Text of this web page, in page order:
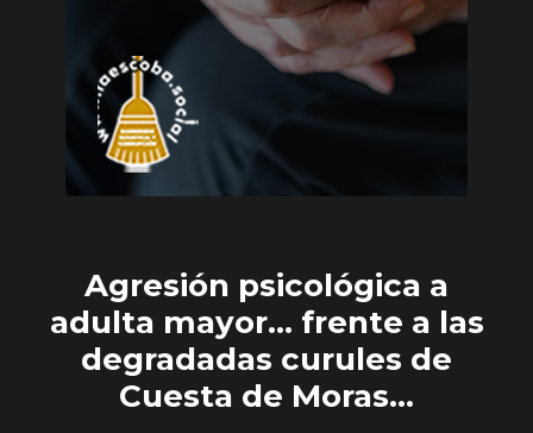
Agresión psicológica a
adulta mayor… frente a las
degradadas curules de
Cuesta de Moras…